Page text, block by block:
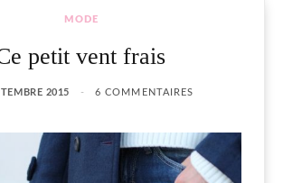
MODE
petit vent frais
2015 6 COMMENTAIRES